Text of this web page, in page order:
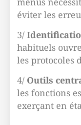
éviter les
3/
habituels
les protocoles
4/ Outils
les fonctions
exerçant en